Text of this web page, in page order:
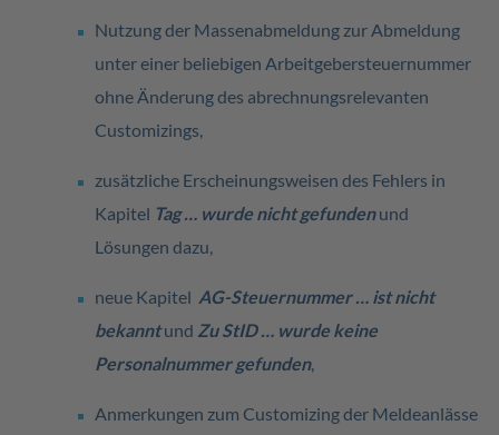
Nutzung der Massenabmeldung zur Abmeldung
unter einer beliebigen Arbeitgebersteuernummer
ohne Änderung des abrechnungsrelevanten
Customizings,
zusätzliche Erscheinungsweisen des Fehlers in
Kapitel Tag … wurde nicht gefundenund
Lösungen dazu,
neue Kapitel AG-Steuernummer … ist nicht
bekanntund Zu StID … wurde keine
Personalnummer gefunden,
Anmerkungen zum Customizing der Meldeanlässe